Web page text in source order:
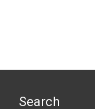
Search